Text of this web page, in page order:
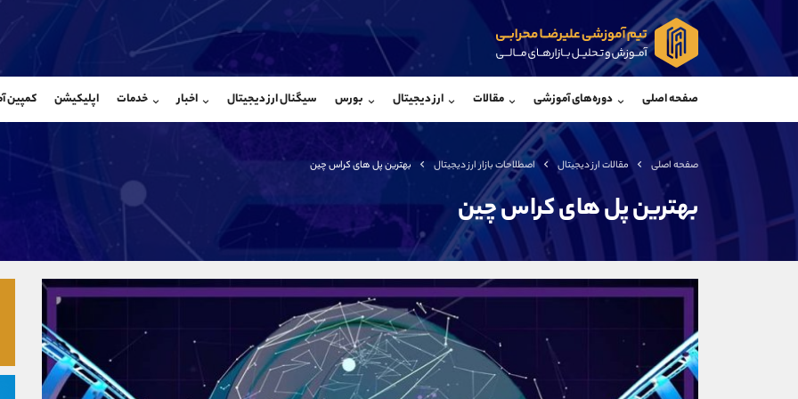
صفحه اصلی دوره‌های آموزشی مقالات ارز دیجیتال بورس سیگنال ارز دیجیتال اخبار خدمات اپلیکیشن کمپین
صفحه اصلی مقالات ارز دیجیتال اصطلاحات بازار ارز دیجیتال بهترین پل های کراس چین
بهترین پل های کراس چین
واتساپ شروع گفتگو
تلگرام @Armteam_admin_104
104
واتساپ
@Armteam_admin_103
تلفن
تلفن
بدون پیش شماره
کانال تلگرام
کانال بله